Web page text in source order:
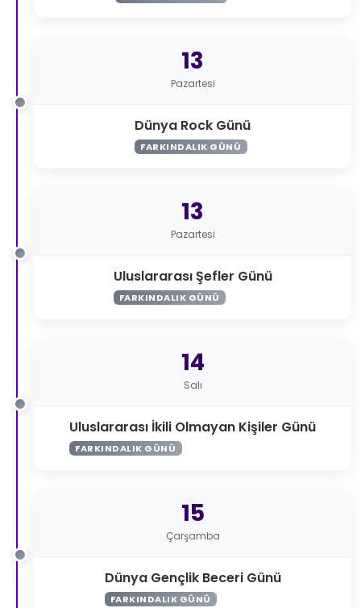
13
Pazartesi
Dünya Rock Günü
FARKINDALIK GÜNÜ
13
Pazartesi
Uluslararası Şefler Günü
FARKINDALIK GÜNÜ
14
Salı
Uluslararası İkili Olmayan Kişiler Günü
FARKINDALIK GÜNÜ
15
Çarşamba
Dünya Gençlik Beceri Günü
FARKINDALIK GÜNÜ